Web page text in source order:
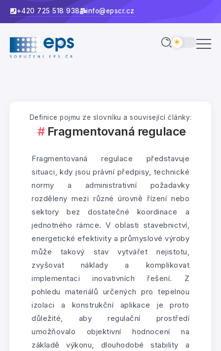
+420 725 518 938 info@epscr.cz
Definice pojmu ze slovníku a související články:
Fragmentovaná regulace
Fragmentovaná regulace představuje
situaci, kdy jsou právní předpisy, technické
normy a administrativní požadavky
rozděleny mezi různé úrovně řízení nebo
sektory bez dostatečné koordinace a
jednotného rámce. V oblasti stavebnictví,
energetické efektivity a průmyslové výroby
může takový stav vytvářet nejistotu,
zvyšovat náklady a komplikovat
implementaci inovativních řešení. Z
pohledu materiálů určených pro tepelnou
izolaci a konstrukční aplikace je proto
důležité, aby regulační prostředí
umožňovalo objektivní hodnocení na
základě výkonu, dlouhodobé stability a